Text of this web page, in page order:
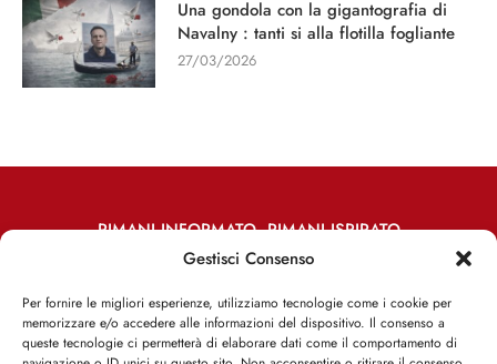
Gestisci Consenso
Per fornire le migliori esperienze, utilizziamo tecnologie come i cookie per
memorizzare e/o accedere alle informazioni del dispositivo. Il consenso a
queste tecnologie ci permetterà di elaborare dati come il comportamento di
Una gondola con la gigantografia di
Navalny : tanti si alla flotilla fogliante
27/03/2026
RIMANI INFORMATO, RIMANI ISPIRATO
Iscriviti alla Newsletter
ISCRIVITI ADESSO